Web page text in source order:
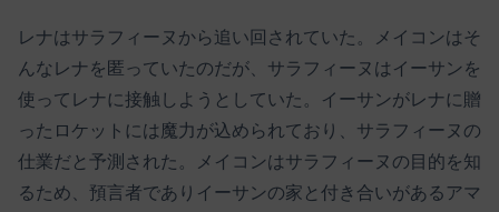
レナはサラフィーヌから追い回されていた。メイコンはそ
んなレナを匿っていたのだが、サラフィーヌはイーサンを
使ってレナに接触しようとしていた。イーサンがレナに贈
ったロケットには魔力が込められており、サラフィーヌの
仕業だと予測された。メイコンはサラフィーヌの目的を知
るため、預言者でありイーサンの家と付き合いがあるアマ